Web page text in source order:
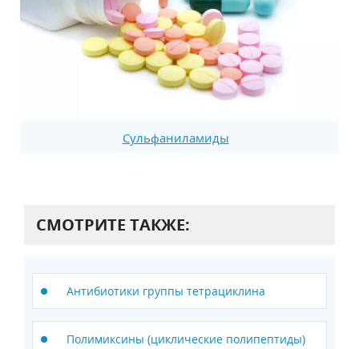
Сульфаниламиды
СМОТРИТЕ ТАКЖЕ:
Антибиотики группы тетрациклина
Полимиксины (циклические полипептиды)